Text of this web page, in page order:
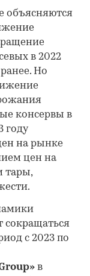
объясняются
в 2022
Но
консервы в
году
на рынке
цен на
тары,
сокращаться
с 2023 по
в